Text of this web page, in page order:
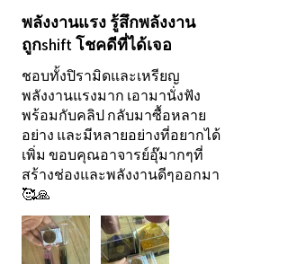
ใด ๆ ได้อย่างแน่นอน แม้ผู้รับ
จำนวนมากจะได้รับ
ประสบการณ์เชิงบวก
ขอบคุณที่เปิดใจและเปิดเส้น
ทางแห่งแสงร่วมกัน ข้าพเจ้า
ยินดีเป็นส่วนหนึ่งในการเดิน
ทางของคุณ – สู่ตัวตนแท้จริงที่
และ การกลับสู่ความเป็นแสงที่
คุณเป็นอยู่แล้ว✨
พลังงานแรง รู้สึกพลังงาน
ถูกshift โชคดีที่ได้เจอ
ชอบทั้งปิรามิดและเหรียญ
พลังงานแรงมาก เอามานั่งฟัง
พร้อมกับคลิป กลับมาซื้อหลาย
อย่าง และมีหลายอย่างที่อยากได้
เพิ่ม ขอบคุณอาจารย์อุ๊มากๆที่
สร้างช่องและพลังงานดีๆออกมา
🥰🙏